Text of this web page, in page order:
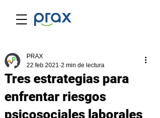
Tres estrategias para
enfrentar riesgos
psicosociales laborales
PRAX
22 feb 2021 2 min de lectura